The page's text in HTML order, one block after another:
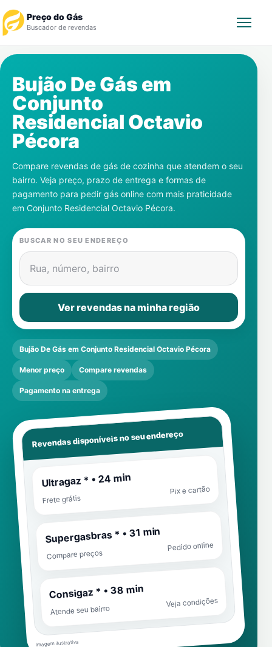
Preço do Gás
Buscador de revendas
Revendedor
Notícias
Cadastre-se
Gás
Bujão De Gás em
Conjunto
Residencial Octavio
Pécora
Compare revendas de gás de cozinha que atendem o seu
bairro. Veja preço, prazo de entrega e formas de
pagamento para pedir gás online com mais praticidade
em Conjunto Residencial Octavio Pécora.
BUSCAR NO SEU ENDEREÇO
Rua, número, bairro
Ver revendas na minha região
Bujão De Gás em Conjunto Residencial Octavio Pécora
Menor preço Compare revendas
Pagamento na entrega
Revendas disponíveis no seu endereço
Ultragaz * • 24 min
Frete grátis
Pix e cartão
Supergasbras * • 31 min
Compare preços
Pedido online
Consigaz * • 38 min
Atende seu bairro
Veja condições
Imagem ilustrativa